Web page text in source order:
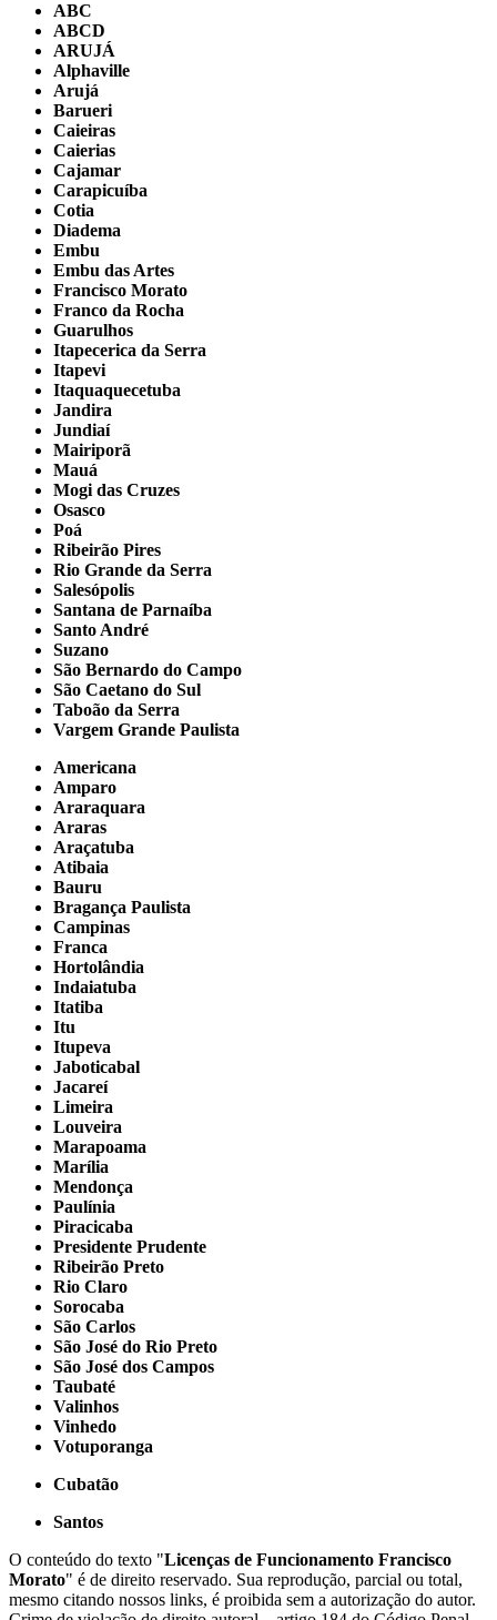
ABC
ABCD
ARUJÁ
Alphaville
Arujá
Barueri
Caieiras
Caierias
Cajamar
Carapicuíba
Cotia
Diadema
Embu
Embu das Artes
Francisco Morato
Franco da Rocha
Guarulhos
Itapecerica da Serra
Itapevi
Itaquaquecetuba
Jandira
Jundiaí
Mairiporã
Mauá
Mogi das Cruzes
Osasco
Poá
Ribeirão Pires
Rio Grande da Serra
Salesópolis
Santana de Parnaíba
Santo André
Suzano
São Bernardo do Campo
São Caetano do Sul
Taboão da Serra
Vargem Grande Paulista
Americana
Amparo
Araraquara
Araras
Araçatuba
Atibaia
Bauru
Bragança Paulista
Campinas
Franca
Hortolândia
Indaiatuba
Itatiba
Itu
Itupeva
Jaboticabal
Jacareí
Limeira
Louveira
Marapoama
Marília
Mendonça
Paulínia
Piracicaba
Presidente Prudente
Ribeirão Preto
Rio Claro
Sorocaba
São Carlos
São José do Rio Preto
São José dos Campos
Taubaté
Valinhos
Vinhedo
Votuporanga
Cubatão
Santos
O conteúdo do texto "Licenças de Funcionamento Francisco
Morato" é de direito reservado. Sua reprodução, parcial ou total,
mesmo citando nossos links, é proibida sem a autorização do autor.